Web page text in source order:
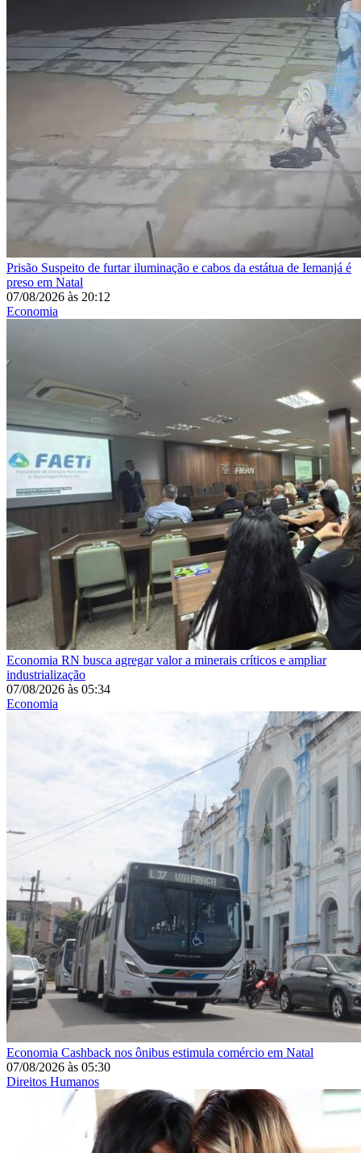
Prisão Suspeito de furtar iluminação e cabos da estátua de Iemanjá é
preso em Natal
07/08/2026 às 20:12
Economia
Economia RN busca agregar valor a minerais críticos e ampliar
industrialização
07/08/2026 às 05:34
Economia
Economia Cashback nos ônibus estimula comércio em Natal
07/08/2026 às 05:30
Direitos Humanos